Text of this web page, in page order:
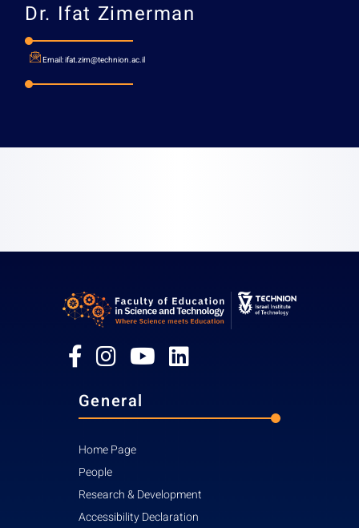
Email:ifat.zim@technion.ac.il
General
Home Page
People
Research & Development
Accessibility Declaration